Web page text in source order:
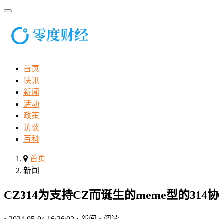
首页
快讯
新闻
活动
政策
访谈
百科
首页
新闻
CZ314为支持CZ而诞生的meme型的314